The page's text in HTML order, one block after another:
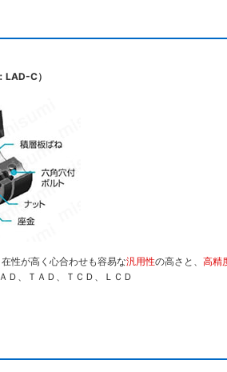
C）
性が高く心合わせも容易な汎用性の高さと、 高精
Ｄ、ＴＡＤ、ＴＣＤ、ＬＣＤ